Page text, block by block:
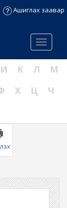
Ашиглах заавар
Menu
И К Л
М
Х Ц
Ч